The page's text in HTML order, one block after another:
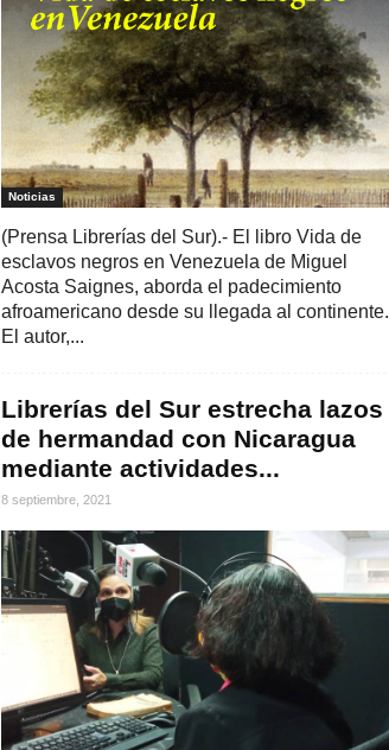
Noticias
(Prensa Librerías del Sur).- El libro Vida de
esclavos negros en Venezuela de Miguel
Acosta Saignes, aborda el padecimiento
afroamericano desde su llegada al continente.
El autor,...
Librerías del Sur estrecha lazos
de hermandad con Nicaragua
mediante actividades...
8 septiembre, 2021